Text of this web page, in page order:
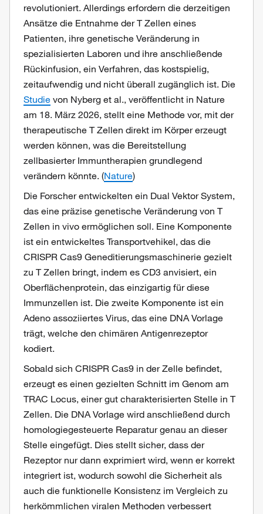
revolutioniert. Allerdings erfordern die derzeitigen
Ansätze die Entnahme der T Zellen eines
Patienten, ihre genetische Veränderung in
spezialisierten Laboren und ihre anschließende
Rückinfusion, ein Verfahren, das kostspielig,
zeitaufwendig und nicht überall zugänglich ist. Die
Studie von Nyberg et al., veröffentlicht in Nature
am 18. März 2026, stellt eine Methode vor, mit der
therapeutische T Zellen direkt im Körper erzeugt
werden können, was die Bereitstellung
zellbasierter Immuntherapien grundlegend
verändern könnte. (Nature)
Die Forscher entwickelten ein Dual Vektor System,
das eine präzise genetische Veränderung von T
Zellen in vivo ermöglichen soll. Eine Komponente
ist ein entwickeltes Transportvehikel, das die
CRISPR Cas9 Geneditierungsmaschinerie gezielt
zu T Zellen bringt, indem es CD3 anvisiert, ein
Oberflächenprotein, das einzigartig für diese
Immunzellen ist. Die zweite Komponente ist ein
Adeno assoziiertes Virus, das eine DNA Vorlage
trägt, welche den chimären Antigenrezeptor
kodiert.
Sobald sich CRISPR Cas9 in der Zelle befindet,
erzeugt es einen gezielten Schnitt im Genom am
TRAC Locus, einer gut charakterisierten Stelle in T
Zellen. Die DNA Vorlage wird anschließend durch
homologiegesteuerte Reparatur genau an dieser
Stelle eingefügt. Dies stellt sicher, dass der
Rezeptor nur dann exprimiert wird, wenn er korrekt
integriert ist, wodurch sowohl die Sicherheit als
auch die funktionelle Konsistenz im Vergleich zu
herkömmlichen viralen Methoden verbessert